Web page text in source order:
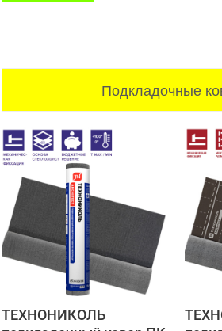
Подкладочные
ТЕХНОНИКОЛЬ